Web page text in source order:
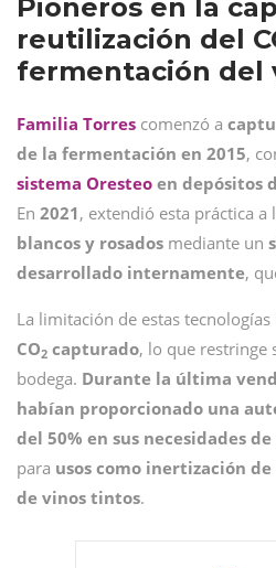
Pioneros en la
reutilización del
fermentación del
Familia Torres comenzó a
de la fermentación en 2015,
sistema Oresteo en depósitos
En 2021 , extendió esta práctica a
blancos y rosados mediante un
desarrollado internamente,
La limitación de estas tecnologías
CO2 capturado, lo que restringe
bodega. Durante la última
habían proporcionado una
del 50% en sus necesidades de
para usos como inertización
de vinos tintos.